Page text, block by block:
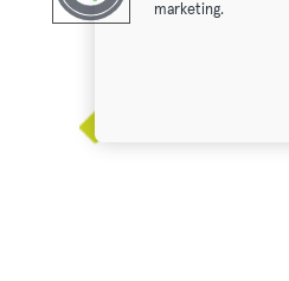
marketing.